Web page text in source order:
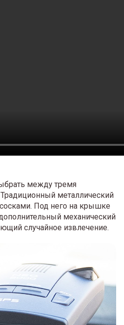
между тремя
металлический
Под него на крышке
механический
случайное извлечение.